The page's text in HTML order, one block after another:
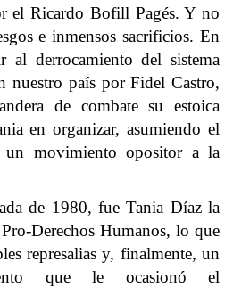
el Ricardo Bofill Pagés. Y no
e inmensos sacrificios. En
al derrocamiento del sistema
nuestro país por Fidel Castro,
de combate su estoica
en organizar, asumiendo el
un movimiento opositor a la
de 1980, fue Tania Díaz la
Derechos Humanos, lo que
represalias y, finalmente, un
que le ocasionó el